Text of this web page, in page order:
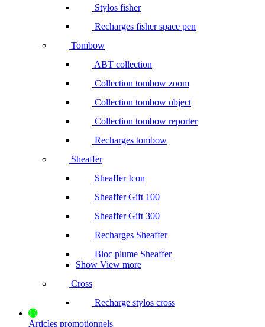
Stylos fisher
Recharges fisher space pen
Tombow
ABT collection
Collection tombow zoom
Collection tombow object
Collection tombow reporter
Recharges tombow
Sheaffer
Sheaffer Icon
Sheaffer Gift 100
Sheaffer Gift 300
Recharges Sheaffer
Bloc plume Sheaffer
Show View more
Cross
Recharge stylos cross
Articles promotionnels